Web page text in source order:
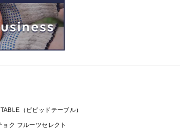
（ビビッドテーブル）
ョク フルーツセレクト